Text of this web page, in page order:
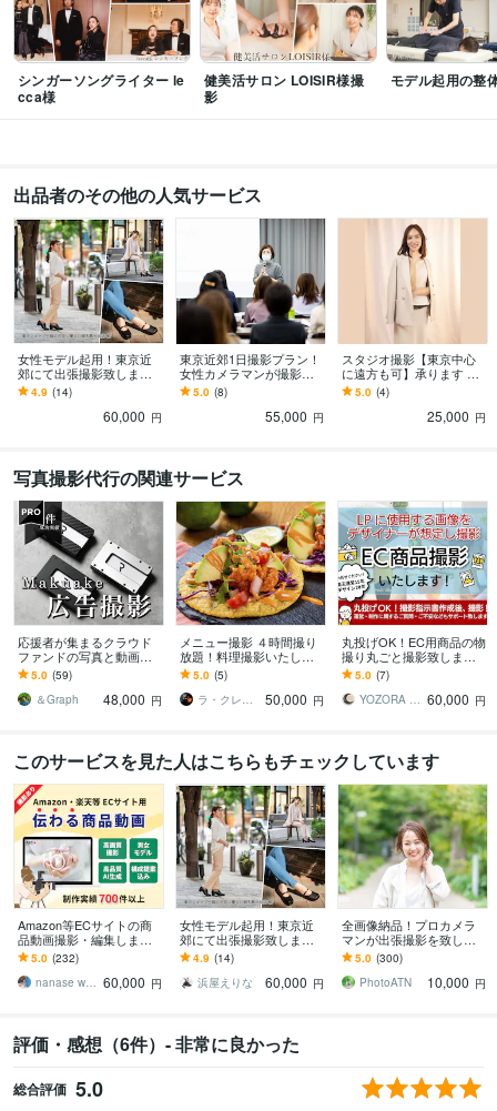
シンガーソングライター le
cca様
健美活サロン LOISIR様撮
影
モデル起用の整
出品者のその他の人気サービス
女性モデル起用！東京近
郊にて出張撮影致します
WEBサイト、店舗、SN
S、集客、広告等の出張撮
4.9 (14)
60,000 円
東京近郊1日撮影プラン！
女性カメラマンが撮影し
ます イベント・セミナ
ー・ワークショップ・パ
ーティなどの写真撮影に
5.0 (8)
55,000 円
スタジオ撮影【東京中心
に遠方も可】承ります ラ
イティング機材をしっか
り組んで選ばれるプロフ
5.0 (4)
25,000 円
写真撮影代行の関連サービス
応援者が集まるクラウド
ファンドの写真と動画撮
ります Makuakeで1000万
超えの成功実績多数
5.0 (59)
＆Graph
48,000 円
メニュー撮影 ４時間撮り
放題！料理撮影いたしま
す ＜飲食店様限定プラン
＞東京・神奈川・埼玉・
千葉・栃木・群馬
5.0 (5)
ラ・クレアシオン
50,000 円
丸投げOK！EC用商品の物
撮り丸ごと撮影致します
【セット価格】食材、
服、アクセサリーなど効
果的な写真を納品
5.0 (7)
YOZORA DESIGN STUDIO 60,000 円
このサービスを見た人はこちらもチェックしています
Amazon等ECサイトの商
品動画撮影・編集します
高画質・モデル込み・お
しゃれ・広告・わかりや
すい・Vlog風
5.0 (232)
nanase works 60,000 円
女性モデル起用！東京近
郊にて出張撮影致します
WEBサイト、店舗、SN
S、集客、広告等の出張撮
影致します
4.9 (14)
浜屋えりな
60,000 円
全画像納品！プロカメラ
マンが出張撮影を致しま
す 素敵な笑顔を引き出し
ます、人物撮影お任せく
ださい
5.0 (300)
PhotoATN
10,000 円
評価・感想（6件）- 非常に良かった
総合評価 5.0